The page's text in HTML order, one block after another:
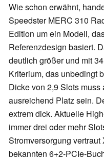
Wie schon erwähnt,
Speedster MERC 310
Edition um ein Modell,
Referenzdesign basiert.
deutlich größer und mit
Kriterium, das unbedingt
Dicke von 2,9 Slots
ausreichend Platz sein.
extrem dick. Aktuelle
immer drei oder mehr
Stromversorgung
bekannten 6+2-PCIe-